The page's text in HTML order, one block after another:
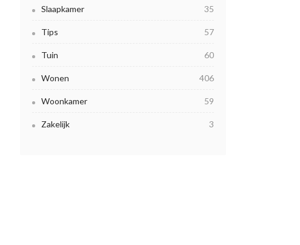
Slaapkamer 35
Tips 57
Tuin 60
Wonen 406
Woonkamer 59
Zakelijk 3